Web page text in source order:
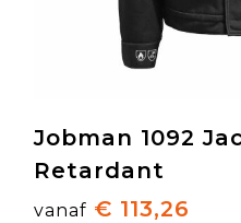
Jobman 1092
Retardant
vanaf € 113,26